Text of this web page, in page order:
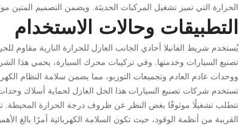
الحرارة التي تميز تشغيل المركبات الحديثة. ويضمن التصميم
التطبيقات وحالات الاستخدام
تصنيع السيارات وخدمتها. وفي تركيبات محرك السيارة، يحمي هذا
ووحدات عادم العادم وتجميعات التوربو، مما يضمن سلامة النظام
تستخدم شركات تصنيع السيارات هذا الحل العازل لحماية أسلاك
تتطلب تشغيلًا موثوقًا بغض النظر عن ظروف درجة الحرارة
القريبة من أنظمة الوقود، حيث تكون السلامة الكهربائية أمرًا بالغ